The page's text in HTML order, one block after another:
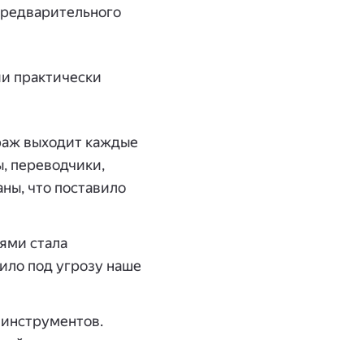
практически
выходит каждые
переводчики,
что поставило
стала
под угрозу наше